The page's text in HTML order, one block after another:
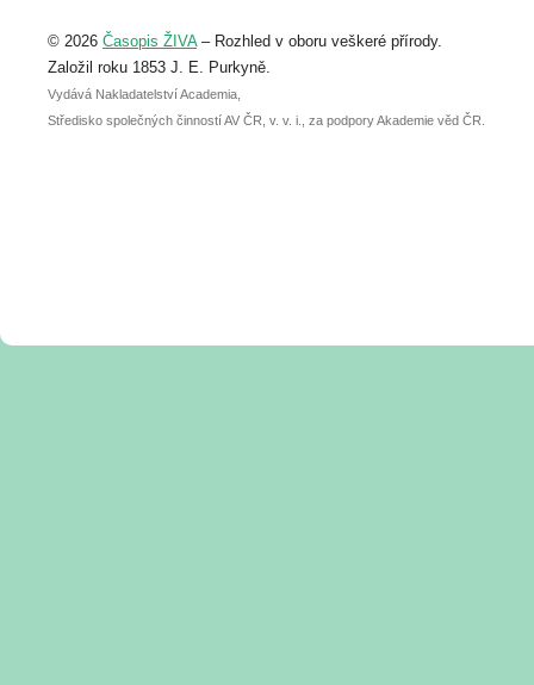
abstraktu přihlášené přednášky nebo
posteru je už 30. června.
© 2026 Časopis ŽIVA– Rozhled v oboru veškeré přírody.
Založil roku 1853 J. E. Purkyně.
Vydává Nakladatelství Academia,
Středisko společných činností AV ČR, v. v. i., za podpory Akademie věd ČR.